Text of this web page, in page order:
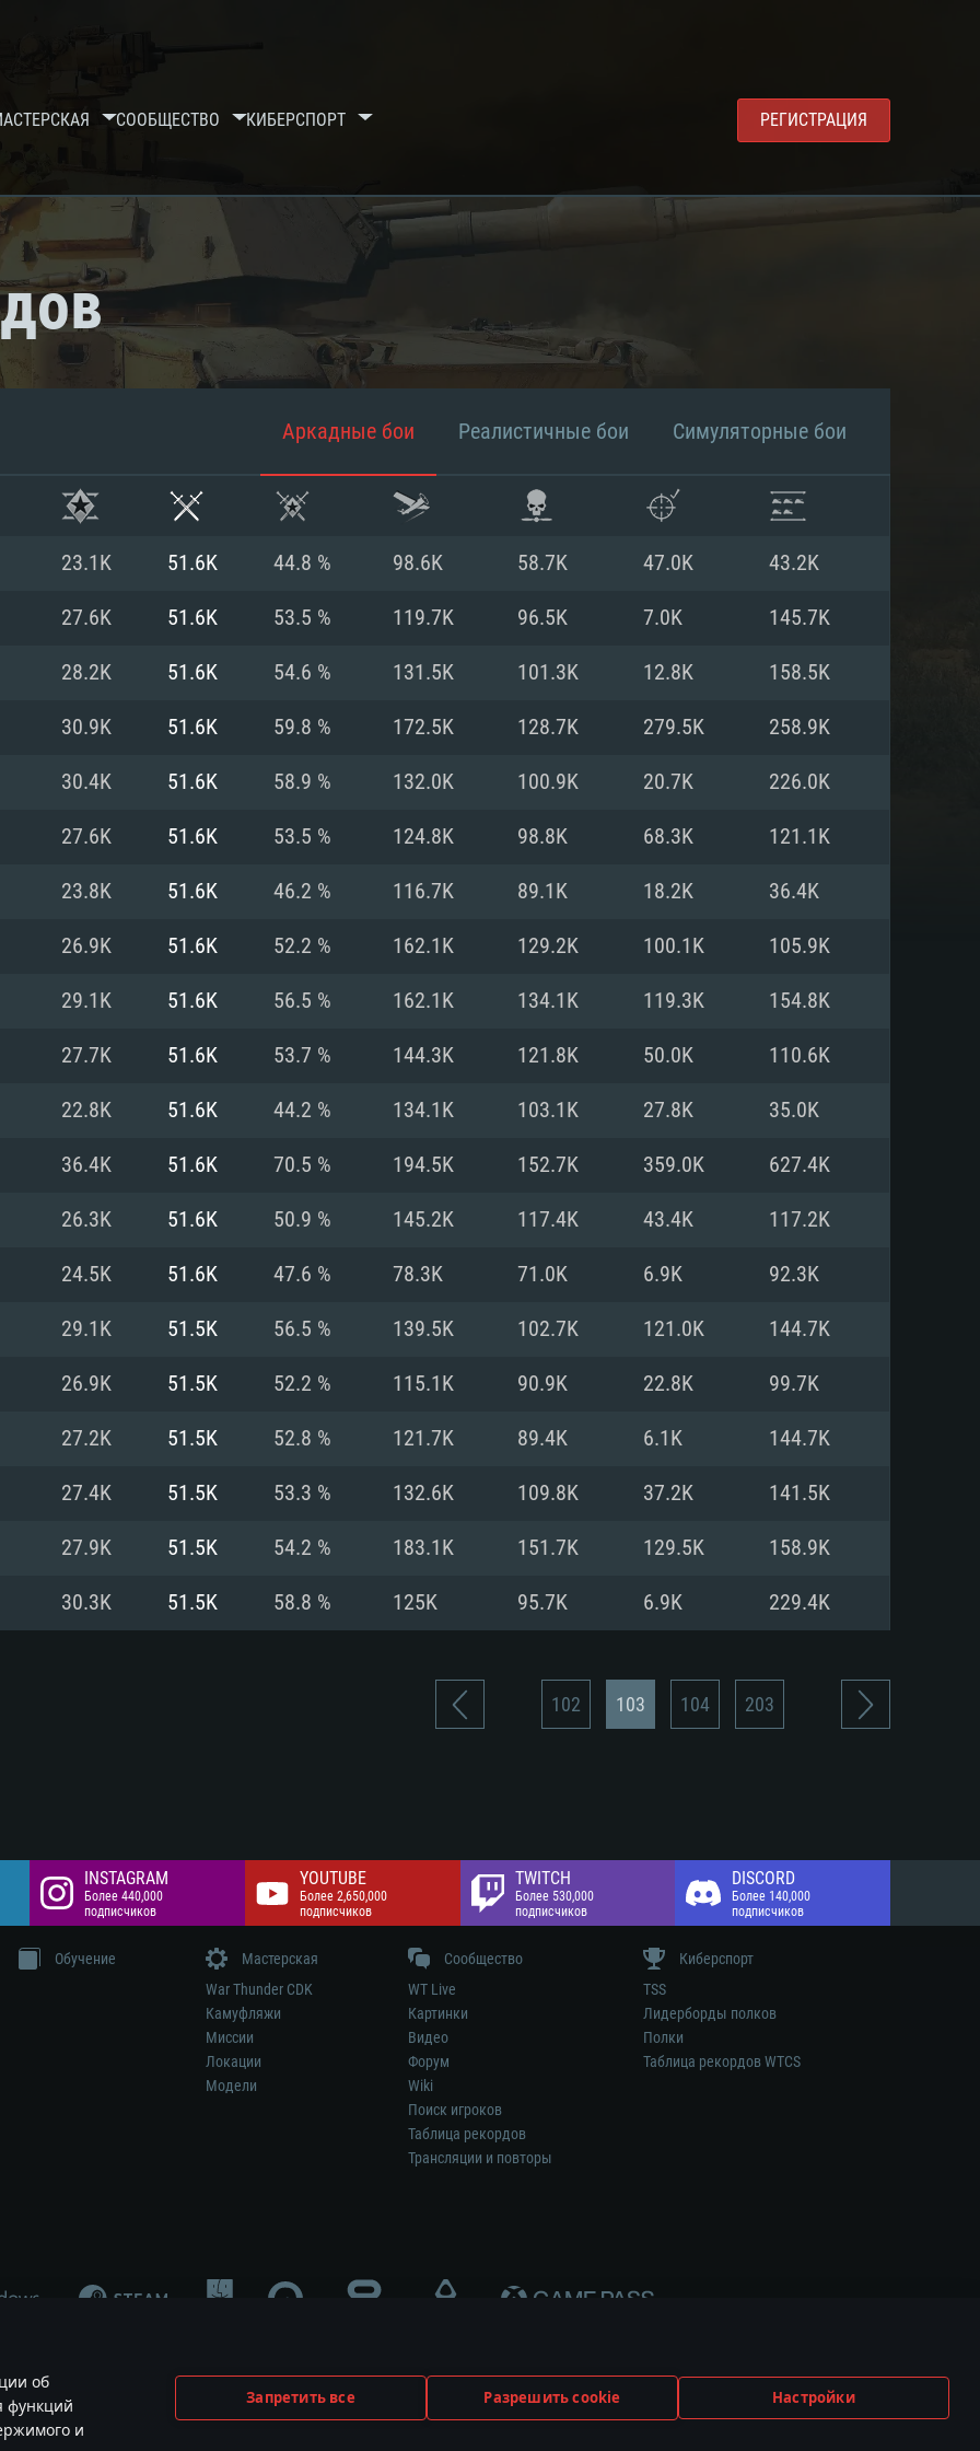
об
функций
и
Запретить все Разрешить cookie Настройки
СООБЩЕСТВО КИБЕРСПОРТ РЕГИСТРАЦИЯ
ТРЕБОВАНИЯ
GTX 660.
разрешение –
Рекомендуемые
выше
Оперативная память: 16 ГБ
Видеокарта с поддержкой DirectX 11 и выше:
Nvidia GeForce 1060 и выше, Radeon RX 570 и
Интернету
Место на жестком диске: 75.9 Гб
или
Nvidia для Mac
разрешение –
Рекомендуемые
поддерживается)
Оперативная память: 8 Гб
Видеокарта: Radeon Vega II и выше с
поддержкой Metal
Место на жестком диске: 75.9 Гб
со свежими
старее 6
AMD
разрешение -
Рекомендуемые
проприетарными драйверами (не старее 6
месяцев) / Radeon RX 570 со свежими
месяцев) с поддержкой Vulkan
Место на жестком диске: 75.9 Гб
Аркадные бои Реалистичные бои Симуляторные бои
23.1K 51.6K 44.8 % 98.6K 58.7K 47.0K 43.2K
27.6K 51.6K 53.5 % 119.7K 96.5K 7.0K 145.7K
28.2K 51.6K 54.6 % 131.5K 101.3K 12.8K 158.5K
30.9K 51.6K 59.8 % 172.5K 128.7K 279.5K 258.9K
30.4K 51.6K 58.9 % 132.0K 100.9K 20.7K 226.0K
27.6K 51.6K 53.5 % 124.8K 98.8K 68.3K 121.1K
23.8K 51.6K 46.2 % 116.7K 89.1K 18.2K 36.4K
26.9K 51.6K 52.2 % 162.1K 129.2K 100.1K 105.9K
29.1K 51.6K 56.5 % 162.1K 134.1K 119.3K 154.8K
27.7K 51.6K 53.7 % 144.3K 121.8K 50.0K 110.6K
22.8K 51.6K 44.2 % 134.1K 103.1K 27.8K 35.0K
36.4K 51.6K 70.5 % 194.5K 152.7K 359.0K 627.4K
26.3K 51.6K 50.9 % 145.2K 117.4K 43.4K 117.2K
24.5K 51.6K 47.6 % 78.3K 71.0K 6.9K 92.3K
29.1K 51.5K 56.5 % 139.5K 102.7K 121.0K 144.7K
26.9K 51.5K 52.2 % 115.1K 90.9K 22.8K 99.7K
27.2K 51.5K 52.8 % 121.7K 89.4K 6.1K 144.7K
27.4K 51.5K 53.3 % 132.6K 109.8K 37.2K 141.5K
27.9K 51.5K 54.2 % 183.1K 151.7K 129.5K 158.9K
30.3K 51.5K 58.8 % 125K 95.7K 6.9K 229.4K
102 103 104 203
INSTAGRAM
Более 440,000
подписчиков
YOUTUBE
Более 2,650,000
подписчиков
TWITCH
Более 530,000
подписчиков
DISCORD
Более 140,000
подписчиков
Обучение
Мастерская
War Thunder CDK
Камуфляжи
Миссии
Локации
Модели
Сообщество
WT Live
Картинки
Видео
Форум
Wiki
Поиск игроков
Таблица рекордов
Трансляции и повторы
Киберспорт
TSS
Лидерборды полков
Полки
Таблица рекордов WTCS
отношения к этой игре и не является её спонсором либо рекламодателем.
и логотипы принадлежат их соответствующим правообладателям.